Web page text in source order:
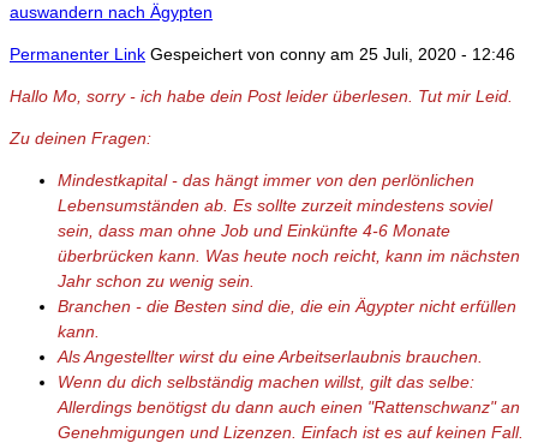
auswandern nach Ägypten
Permanenter Link Gespeichert von conny am 25 Juli, 2020 - 12:46
Hallo Mo, sorry - ich habe dein Post leider überlesen. Tut mir Leid.
Zu deinen Fragen:
Mindestkapital - das hängt immer von den perlönlichen
Lebensumständen ab. Es sollte zurzeit mindestens soviel
sein, dass man ohne Job und Einkünfte 4-6 Monate
überbrücken kann. Was heute noch reicht, kann im nächsten
Jahr schon zu wenig sein.
Branchen - die Besten sind die, die ein Ägypter nicht erfüllen
kann.
Als Angestellter wirst du eine Arbeitserlaubnis brauchen.
Wenn du dich selbständig machen willst, gilt das selbe:
Allerdings benötigst du dann auch einen "Rattenschwanz" an
Genehmigungen und Lizenzen. Einfach ist es auf keinen Fall.